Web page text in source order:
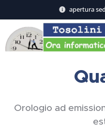
apertura
Orologio ad